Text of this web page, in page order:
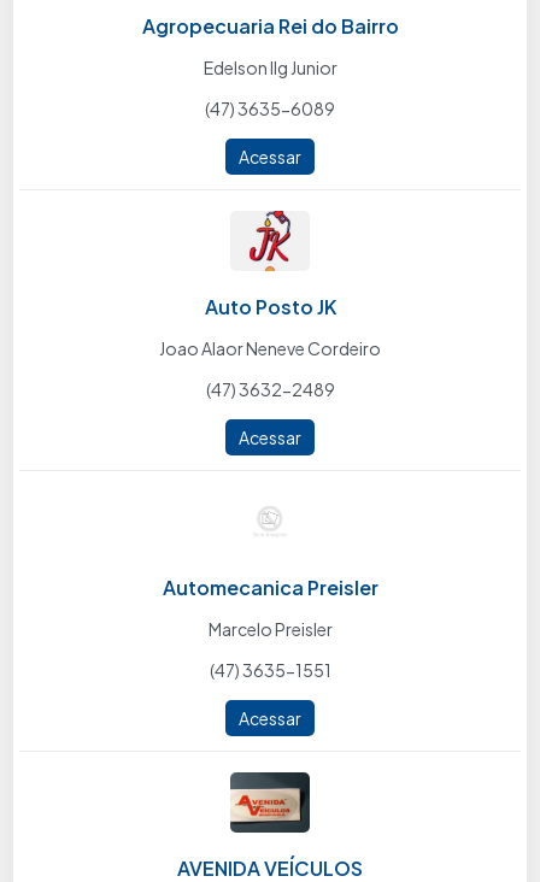
Agropecuaria Rei do Bairro
Edelson Ilg Junior
(47) 3635-6089
Acessar
Auto Posto JK
Joao Alaor Neneve Cordeiro
(47) 3632-2489
Acessar
Automecanica Preisler
Marcelo Preisler
(47) 3635-1551
Acessar
AVENIDA VEÍCULOS